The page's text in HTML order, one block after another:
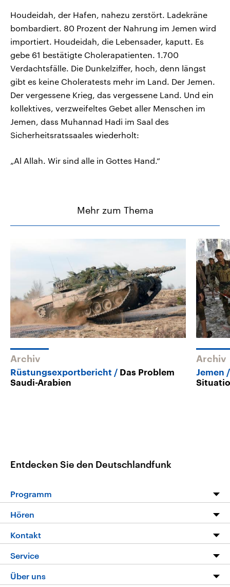
Houdeidah, der Hafen, nahezu zerstört. Ladekräne
bombardiert. 80 Prozent der Nahrung im Jemen wird
importiert. Houdeidah, die Lebensader, kaputt. Es
gebe 61 bestätigte Cholerapatienten. 1.700
Verdachtsfälle. Die Dunkelziffer, hoch, denn längst
gibt es keine Choleratests mehr im Land. Der Jemen.
Der vergessene Krieg, das vergessene Land. Und ein
kollektives, verzweifeltes Gebet aller Menschen im
Jemen, dass Muhannad Hadi im Saal des
Sicherheitsratssaales wiederholt:
„Al Allah. Wir sind alle in Gottes Hand.“
Mehr zum Thema
Archiv
Rüstungsexportbericht
Das Problem
Saudi-Arabien
Archiv
Jemen
Entdecken Sie den Deutschlandfunk
Programm
Programm
Die Nachrichten
Nachrichtenleicht
Neue Beiträge auf dlf.de
Hören
Livestream
Podcasts
Deutschlandfunk App
Kontakt
Hörerservice
Service
FAQ
Über uns